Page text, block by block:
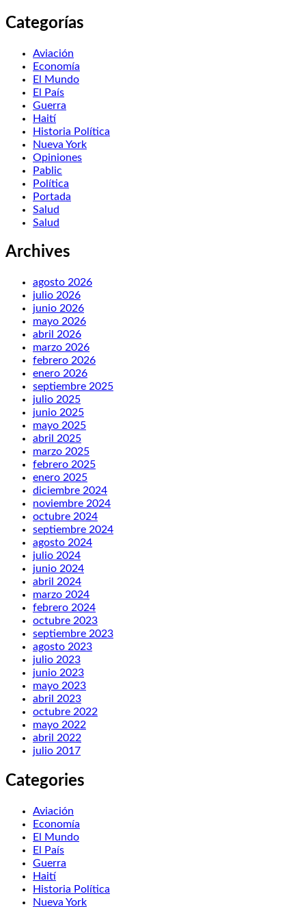
Categorías
Aviación
Economía
El Mundo
El País
Guerra
Haití
Historia Política
Nueva York
Opiniones
Pablic
Política
Portada
Salud
Salud
Archives
agosto 2026
julio 2026
junio 2026
mayo 2026
abril 2026
marzo 2026
febrero 2026
enero 2026
septiembre 2025
julio 2025
junio 2025
mayo 2025
abril 2025
marzo 2025
febrero 2025
enero 2025
diciembre 2024
noviembre 2024
octubre 2024
septiembre 2024
agosto 2024
julio 2024
junio 2024
abril 2024
marzo 2024
febrero 2024
octubre 2023
septiembre 2023
agosto 2023
julio 2023
junio 2023
mayo 2023
abril 2023
octubre 2022
mayo 2022
abril 2022
julio 2017
Categories
Aviación
Economía
El Mundo
El País
Guerra
Haití
Historia Política
Nueva York